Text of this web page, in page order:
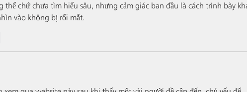
thể chứ chưa tìm hiểu sâu, nhưng cảm giác ban đầu là cách trình bày
vào không bị rối mắt.